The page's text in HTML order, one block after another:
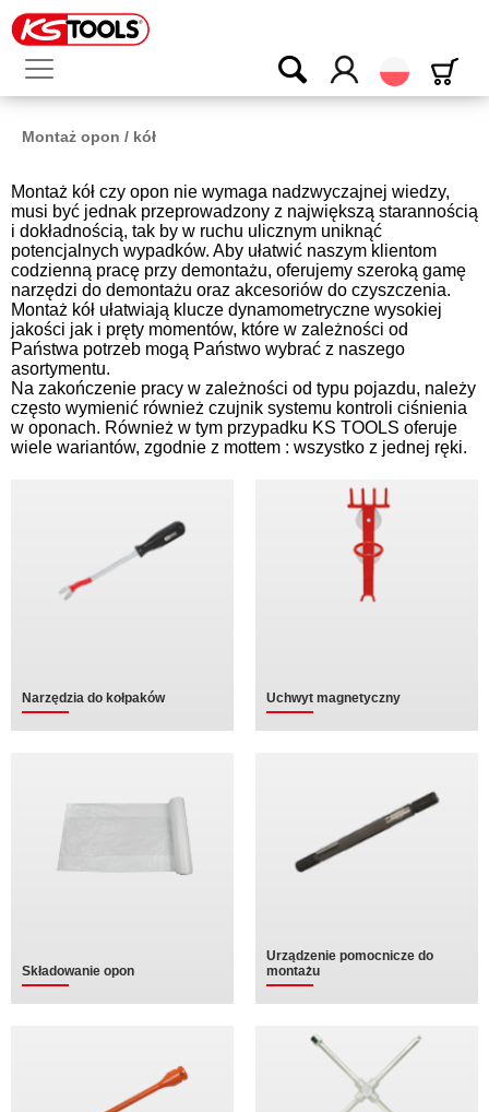
Polski
Montaż opon / kół
Montaż kół czy opon nie wymaga nadzwyczajnej wiedzy,
musi być jednak przeprowadzony z największą starannością
i dokładnością, tak by w ruchu ulicznym uniknąć
potencjalnych wypadków. Aby ułatwić naszym klientom
codzienną pracę przy demontażu, oferujemy szeroką gamę
narzędzi do demontażu oraz akcesoriów do czyszczenia.
Montaż kół ułatwiają klucze dynamometryczne wysokiej
jakości jak i pręty momentów, które w zależności od
Państwa potrzeb mogą Państwo wybrać z naszego
asortymentu.
Na zakończenie pracy w zależności od typu pojazdu, należy
często wymienić również czujnik systemu kontroli ciśnienia
w oponach. Również w tym przypadku KS TOOLS oferuje
wiele wariantów, zgodnie z mottem : wszystko z jednej ręki.
Narzędzia do kołpaków Uchwyt magnetyczny
Składowanie opon
Urządzenie pomocnicze do
montażu